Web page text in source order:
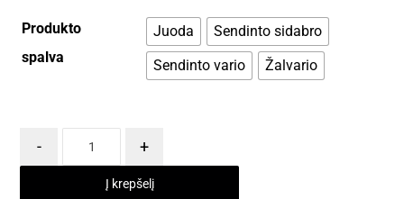
Produkto
spalva
Juoda
Sendinto sidabro
Sendinto vario
Žalvario
- +
Į krepšelį